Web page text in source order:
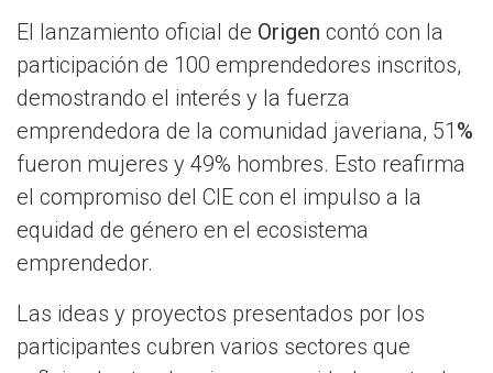
El lanzamiento oficial de Origen contó con la
participación de 100 emprendedores inscritos,
demostrando el interés y la fuerza
emprendedora de la comunidad javeriana, 51 %
fueron mujeres y 49% hombres. Esto reafirma
el compromiso del CIE con el impulso a la
equidad de género en el ecosistema
emprendedor.
Las ideas y proyectos presentados por los
participantes cubren varios sectores que